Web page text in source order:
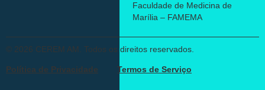
Faculdade de Medicina de
Marília – FAMEMA
© 2026 CEREM AM. Todos os direitos reservados.
Política de Privacidade Termos de Serviço